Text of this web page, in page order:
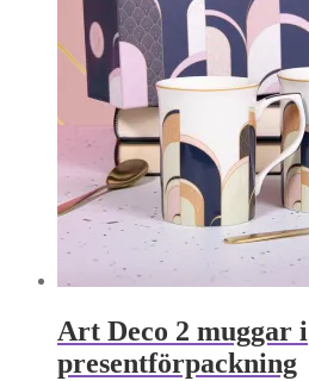
Art Deco 2 muggar i
presentförpackning